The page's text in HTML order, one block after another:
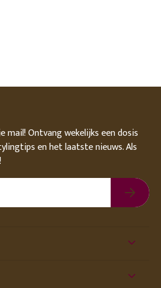
Ontvang wekelijks een dosis
en het laatste nieuws. Als